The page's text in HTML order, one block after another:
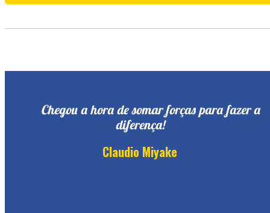
Chegou a hora de somar forças para fazer a
diferença!
Claudio Miyake